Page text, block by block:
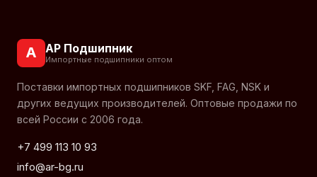
А АР Подшипник
Импортные подшипники оптом
Поставки импортных подшипников SKF, FAG, NSK и
других ведущих производителей. Оптовые продажи по
всей России с 2006 года.
+7 499 113 10 93
info@ar-bg.ru